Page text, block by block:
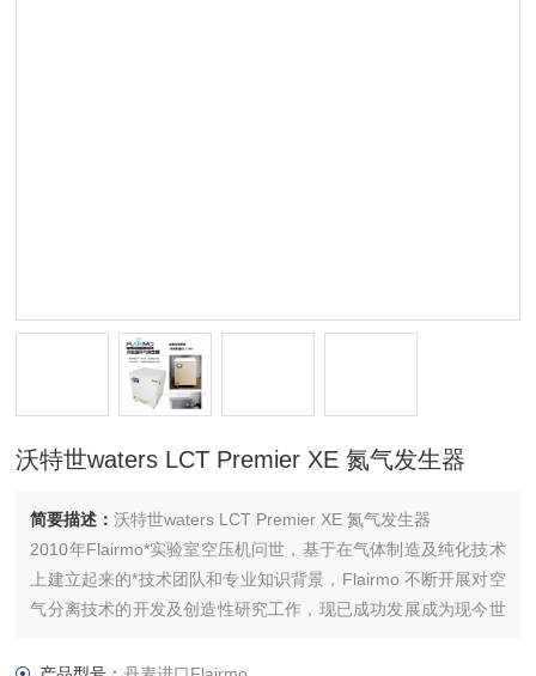
沃特世waters LCT Premier XE 氮气发生器
简要描述：沃特世waters LCT Premier XE 氮气发生器
2010年Flairmo*实验室空压机问世，基于在气体制造及纯化技术
上建立起来的*技术团队和专业知识背景，Flairmo 不断开展对空
气分离技术的开发及创造性研究工作，现已成功发展成为现今世
10多年来， Flairmo一直从事压缩机和氮气发生器的制造。